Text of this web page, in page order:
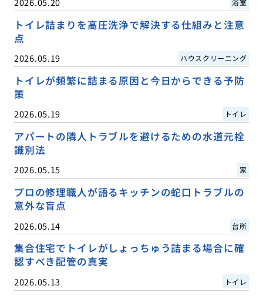
浴室
トイレ詰まりを高圧洗浄で解決する仕組みと注意
点
2026.05.19 ハウスクリーニング
トイレが頻繁に詰まる原因と今日からできる予防
策
2026.05.19 トイレ
アパートの隣人トラブルを避けるための水道元栓
識別法
2026.05.15 家
プロの修理職人が語るキッチンの蛇口トラブルの
意外な盲点
2026.05.14 台所
集合住宅でトイレがしょっちゅう詰まる場合に確
認すべき配管の真実
2026.05.13 トイレ